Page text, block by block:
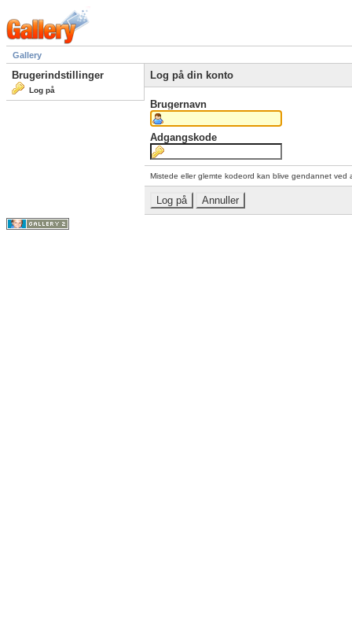
Gallery
Brugerindstillinger
Log på
Log på din konto
Brugernavn
Adgangskode
Mistede eller glemte kodeord kan blive gendannet ved